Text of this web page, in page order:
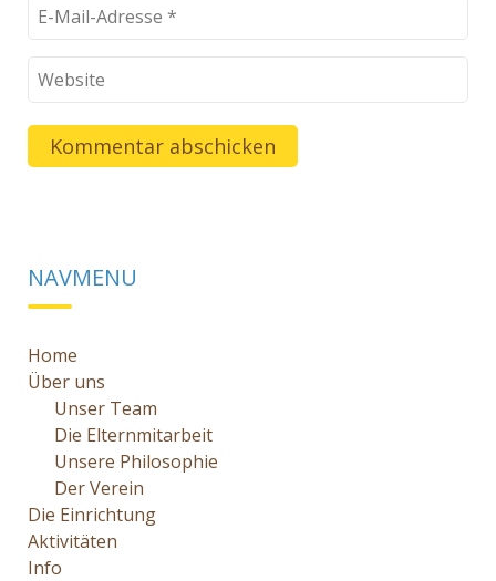
NAVMENU
Home
Über uns
Unser Team
Die Elternmitarbeit
Unsere Philosophie
Der Verein
Die Einrichtung
Aktivitäten
Info